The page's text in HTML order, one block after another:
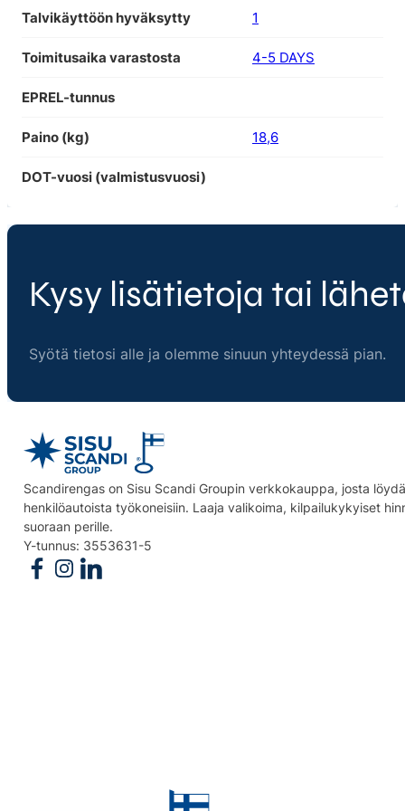
Talvikäyttöön hyväksytty 1
Toimitusaika varastosta 4-5 DAYS
EPREL-tunnus
Paino (kg) 18,6
DOT-vuosi (valmistusvuosi)
Kysy lisätietoja tai
Syötä tietosi alle ja olemme sinuun yhteydessä pian.
Scandirengas on Sisu Scandi Groupin verkkokauppa, josta
henkilöautoista työkoneisiin. Laaja valikoima, kilpailukykyiset
suoraan perille.
Y-tunnus: 3553631-5
Follow us on Facebook
Follow us on Instagram
Follow us on Linkedin